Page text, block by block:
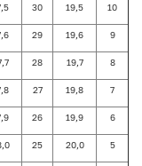
30 19,5 10
29 19,6 9
28 19,7 8
27 19,8 7
26 19,9 6
25 20,0 5